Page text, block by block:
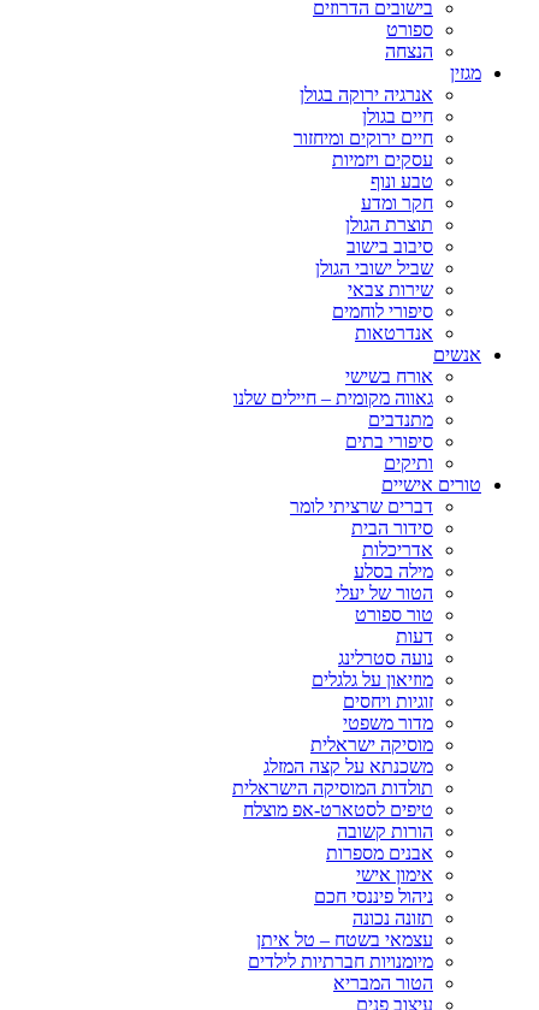
בישובים הדרוזים
ספורט
הנצחה
מגזין
אנרגיה ירוקה בגולן
חיים בגולן
חיים ירוקים ומיחזור
עסקים ויזמיות
טבע ונוף
חקר ומדע
תוצרת הגולן
סיבוב בישוב
שביל ישובי הגולן
שירות צבאי
סיפורי לוחמים
אנדרטאות
אנשים
אורח בשישי
גאווה מקומית – חיילים שלנו
מתנדבים
סיפורי בתים
ותיקים
טורים אישיים
דברים שרציתי לומר
סידור הבית
אדריכלות
מילה בסלע
הטור של יעלי
טור ספורט
דעות
נועה סטרלינג
מוזיאון על גלגלים
זוגיות ויחסים
מדור משפטי
מוסיקה ישראלית
משכנתא על קצה המזלג
תולדות המוסיקה הישראלית
טיפים לסטארט-אפ מוצלח
הורות קשובה
אבנים מספרות
אימון אישי
ניהול פיננסי חכם
תזונה נכונה
עצמאי בשטח – טל איתן
מיומנויות חברתיות לילדים
הטור המבריא
עיצוב פנים